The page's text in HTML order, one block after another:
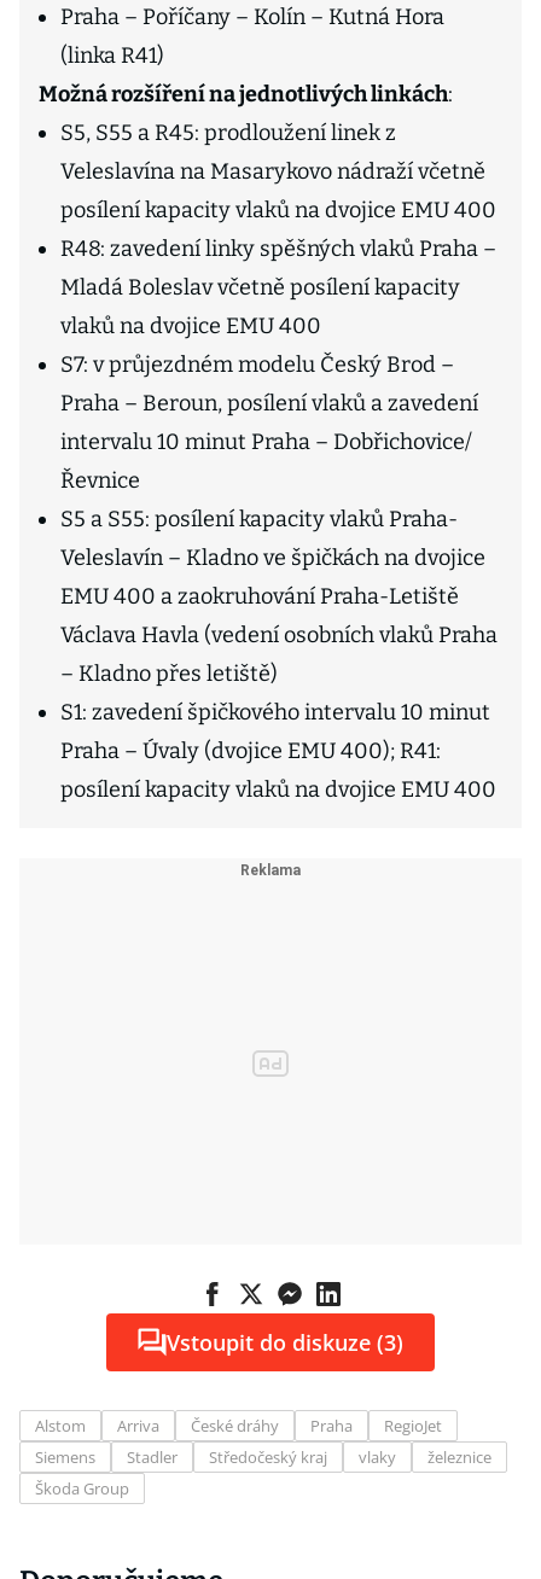
Praha – Poříčany – Kolín – Kutná Hora
(linka R41)
Možná rozšíření na jednotlivých linkách:
S5, S55 a R45: prodloužení linek z
Veleslavína na Masarykovo nádraží včetně
posílení kapacity vlaků na dvojice EMU 400
R48: zavedení linky spěšných vlaků Praha –
Mladá Boleslav včetně posílení kapacity
vlaků na dvojice EMU 400
S7: v průjezdném modelu Český Brod –
Praha – Beroun, posílení vlaků a zavedení
intervalu 10 minut Praha – Dobřichovice/
Řevnice
S5 a S55: posílení kapacity vlaků Praha-
Veleslavín – Kladno ve špičkách na dvojice
EMU 400 a zaokruhování Praha-Letiště
Václava Havla (vedení osobních vlaků Praha
– Kladno přes letiště)
S1: zavedení špičkového intervalu 10 minut
Praha – Úvaly (dvojice EMU 400); R41:
posílení kapacity vlaků na dvojice EMU 400
Vstoupit do diskuze (3)
Alstom Arriva České dráhy Praha
RegioJet
Siemens
Stadler Středočeský kraj vlaky
železnice
Škoda Group